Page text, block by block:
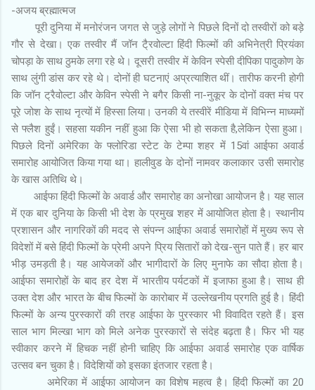
-अजय ब्रह्मात्मज
पूरी दुनिया में मनोरंजन जगत से जुड़े लोगों ने पिछले दिनों दो तस्वीरों को बड़े
गौर से देखा। एक तस्वीर मैं जॉन टै्रवोल्टा हिंदी फिल्मों की अभिनेत्री प्रियंका
चोपड़ा के साथ ठुमके लगा रहे थे। दूसरी तस्वीर में केविन स्पेसी दीपिका पादुकोण के
साथ लुंगी डांस कर रहे थे। दोनों ही घटनाएं अप्रत्याशित थीं। तारीफ करनी होगी
कि जॉन ट्रैवोल्टा और केविन स्पेसी ने बगैर किसी ना-नुकूर के दोनों वक्त मंच पर
पूरे जोश के साथ नृत्यों में हिस्सा लिया। उनकी ये तस्वीरें मीडिया में विभिन्न माध्यमों
से फ्लैश हुईं। सहसा यकीन नहीं हुआ कि ऐसा भी हो सकता है,लेकिन ऐसा हुआ।
पिछले दिनों अमेरिका के फ्लोरिडा स्टेट के टेम्पा शहर में 15वां आईफा अवार्ड
समारोह आयोजित किया गया था। हालीवुड के दोनों नामवर कलाकार उसी समारोह
के खास अतिथि थे।
आईफा हिंदी फिल्मों के अवार्ड और समारोह का अनोखा आयोजन है। यह साल
में एक बार दुनिया के किसी भी देश के प्रमुख शहर में आयोजित होता है। स्थानीय
प्रशासन और नागरिकों की मदद से संपन्न आईफा अवार्ड समारोहों में मुख्य रूप से
विदेशों में बसे हिंदी फिल्मों के प्रेमी अपने प्रिय सितारों को देख-सुन पाते हैं। हर बार
भीड़ उमड़ती है। यह आयेजकों और भागीदारों के लिए मुनाफे का सौदा होता है।
आईफा समारोहों के बाद हर देश में भारतीय पर्यटकों में इजाफा हुआ है। साथ ही
उक्त देश और भारत के बीच फिल्मों के कारोबार में उल्लेखनीय प्रगति हुई है। हिंदी
फिल्मों के अन्य पुरस्कारों की तरह आईफा के पुरस्कार भी विवादित रहते हैं। इस
साल भाग मिल्खा भाग को मिले अनेक पुरस्कारों से संदेह बढ़ता है। फिर भी यह
स्वीकार करने में हिचक नहीं होनी चाहिए कि आईफा अवार्ड समारोह एक वार्षिक
उत्सव बन चुका है। विदेशियों को इसका इंतजार रहता है।
अमेरिका में आईफा आयोजन का विशेष महत्व है। हिंदी फिल्मों का 20